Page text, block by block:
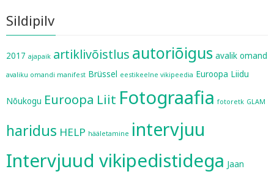
Sildipilv
2017 ajapaik artiklivõistlus autoriõigus avalik omand
avaliku omandi manifest Brüssel eestikeelne vikipeedia Euroopa Liidu
Nõukogu Euroopa Liit Fotograafia fotoretk GLAM
haridus HELP hääletamine intervjuu
Intervjuud vikipedistidega Jaan